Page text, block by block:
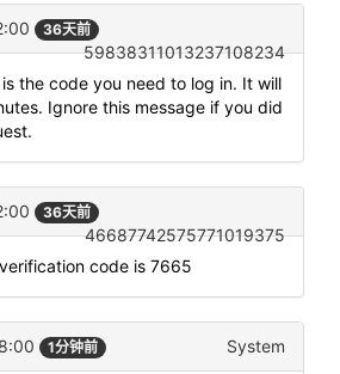
36天前
59838311013237108234
the code you need to log in. It will
Ignore this message if you did
36天前
46687742575771019375
code is 7665
1分钟前 System